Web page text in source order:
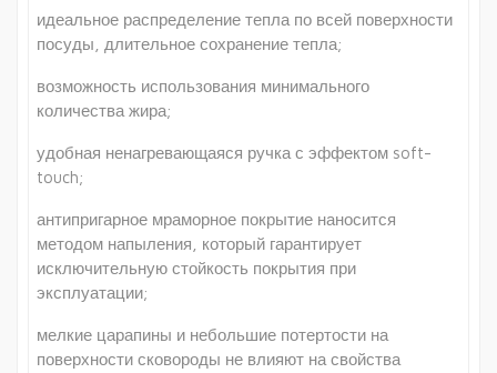
идеальное распределение тепла по всей поверхности
посуды, длительное сохранение тепла;
возможность использования минимального
количества жира;
удобная ненагревающаяся ручка с эффектом soft-
touch;
антипригарное мраморное покрытие наносится
методом напыления, который гарантирует
исключительную стойкость покрытия при
эксплуатации;
мелкие царапины и небольшие потертости на
поверхности сковороды не влияют на свойства